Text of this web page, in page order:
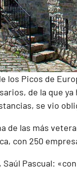
los Picos de
de la que
se vio
de las más
con 250
Pascual: